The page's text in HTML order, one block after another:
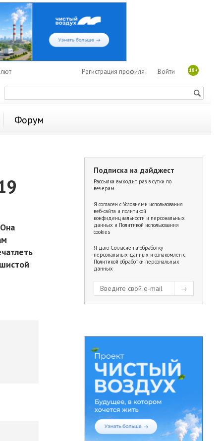
18+
Войти
Регистрация профиля
Форум
Подписка на дайджест
Рассылка выходит раз в сутки по
вечерам.
Я согласен с Условиями использования
веб-сайта и политикой
конфиденциальности и персональных
данных и Политикой использования
cookies
Я даю Согласие на обработку
персональных данных и ознакомлен с
Политикой обработки персональных
данных